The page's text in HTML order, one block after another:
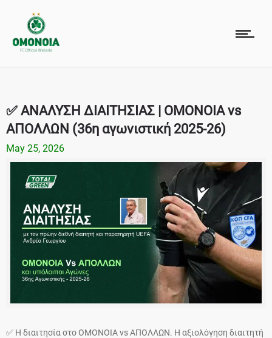
✅ ΑΝΑΛΥΣΗ ΔΙΑΙΤΗΣΙΑΣ | ΟΜΟΝΟΙΑ vs
ΑΠΟΛΛΩΝ (36η αγωνιστική 2025-26)
May 25, 2026
✅ Η διαιτησία στο ΟΜΟΝΟΙΑ vs ΑΠΟΛΛΩΝ. Η αξιολόγηση διαιτητή